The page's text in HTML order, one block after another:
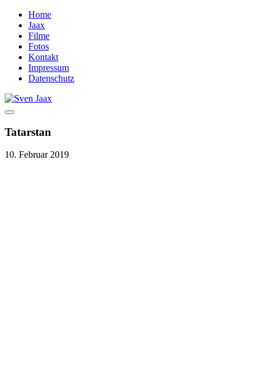
Home
Jaax
Filme
Fotos
Kontakt
Impressum
Datenschutz
Tatarstan
10. Februar 2019